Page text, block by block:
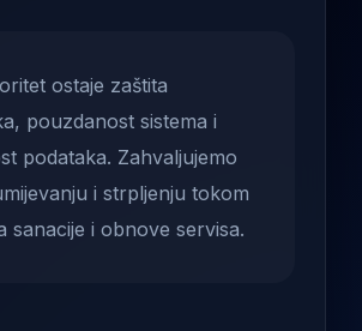
ostaje zaštita
pouzdanost sistema i
podataka. Zahvaljujemo
i strpljenju tokom
sanacije i obnove servisa.